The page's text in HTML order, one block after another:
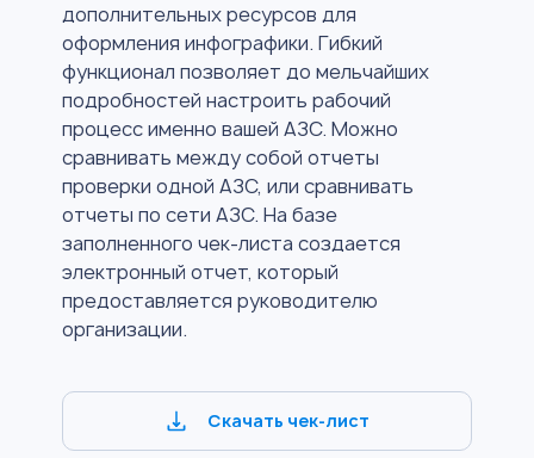
дополнительных ресурсов для
оформления инфографики. Гибкий
функционал позволяет до мельчайших
подробностей настроить рабочий
процесс именно вашей АЗС. Можно
сравнивать между собой отчеты
проверки одной АЗС, или сравнивать
отчеты по сети АЗС. На базе
заполненного чек-листа создается
электронный отчет, который
предоставляется руководителю
организации.
Скачать чек-лист